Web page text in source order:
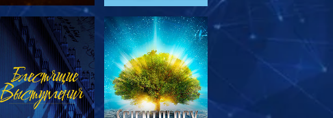
СМОТРЕТЬ
ПЕРЕДАЧИ
СМОТРЕТЬ